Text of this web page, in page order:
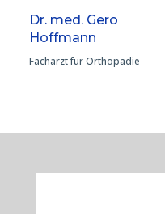
Dr. med. Gero
Hoffmann
Facharzt für Orthopädie